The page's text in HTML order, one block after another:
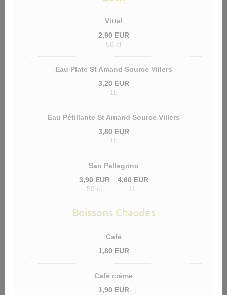
Vittel
2,90 EUR
50 cl
Eau Plate St Amand Source Villers
3,20 EUR
1L
Eau Pétillante St Amand Source Villers
3,80 EUR
1L
San Pellegrino
3,90 EUR
50 cl
4,60 EUR
1L
Boissons Chaudes
Café
1,80 EUR
Café crème
1,90 EUR